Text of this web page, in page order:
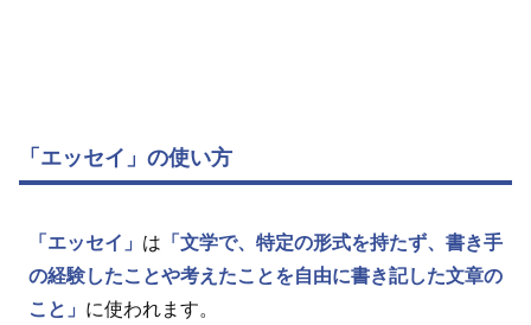
「エッセイ」の使い方
「エッセイ」 は 「文学で、特定の形式を持たず、書き手
の経験したことや考えたことを自由に書き記した文章の
こと」 に使われます。